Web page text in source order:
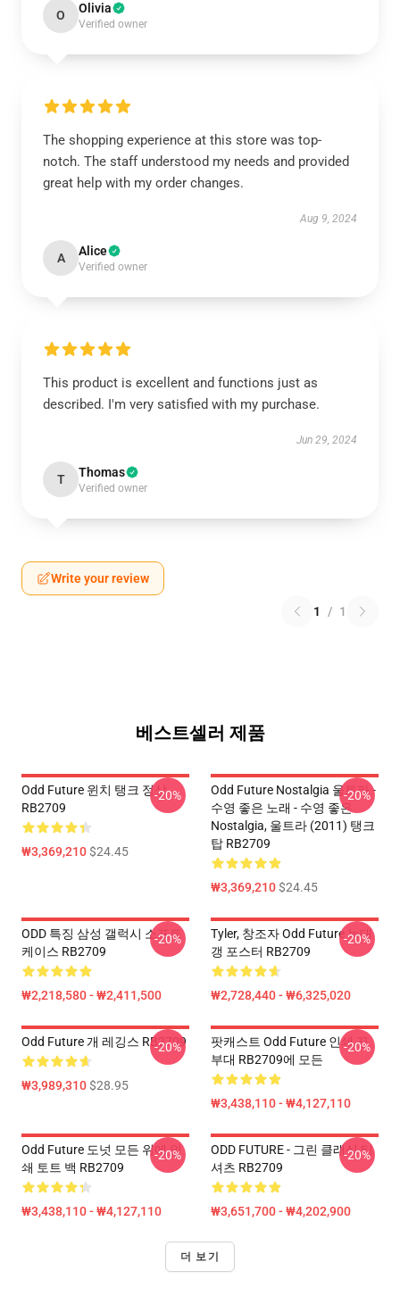
O Olivia
Verified owner
The shopping experience at this store was top-
notch. The staff understood my needs and provided
great help with my order changes.
Aug 9, 2024
A Alice
Verified owner
This product is excellent and functions just as
described. I'm very satisfied with my purchase.
Jun 29, 2024
T Thomas
Verified owner
Write your review
1 / 1
베스트셀러 제품
Odd Future 윈치 탱크 정상
RB2709
₩3,369,210$24.45
-20%
Odd Future Nostalgia 울트라 -
수영 좋은 노래 - 수영 좋은
Nostalgia, 울트라 (2011) 탱크
탑 RB2709
₩3,369,210$24.45
-20%
ODD 특징 삼성 갤럭시 소프트
케이스 RB2709
₩2,218,580 - ₩2,411,500
-20%
Tyler, 창조자 Odd Future 늑대
갱 포스터 RB2709
₩2,728,440 - ₩6,325,020
-20%
Odd Future 개 레깅스 RB2709
₩3,989,310$28.95
-20%
팟캐스트 Odd Future 인쇄 끈
부대 RB2709에 모든
₩3,438,110 - ₩4,127,110
-20%
Odd Future 도넛 모든 위에 인
쇄 토트 백 RB2709
₩3,438,110 - ₩4,127,110
-20%
ODD FUTURE - 그린 클래식 티
셔츠 RB2709
₩3,651,700 - ₩4,202,900
-20%
더 보기